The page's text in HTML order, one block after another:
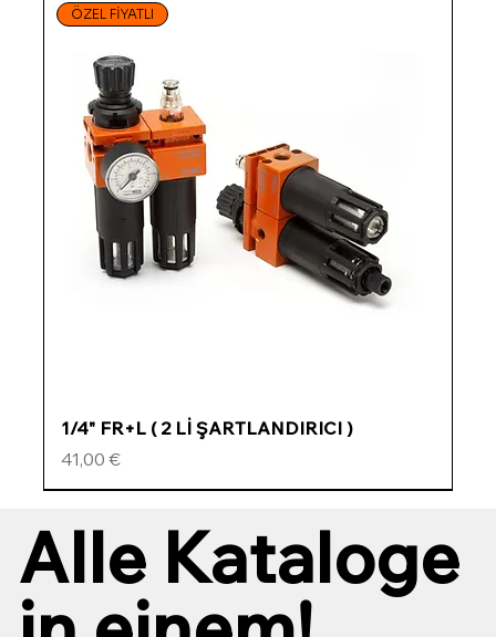
ÖZEL FİYATLI
1/4" FR+L ( 2 Lİ ŞARTLANDIRICI )
Preis
41,00 €
Alle Kataloge